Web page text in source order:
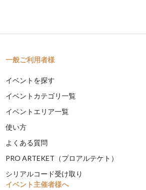
一般ご利用者様
イベントを探す
イベントカテゴリ一覧
イベントエリア一覧
使い方
よくある質問
PRO ARTEKET（プロアルテケト）
シリアルコード受け取り
イベント主催者様へ